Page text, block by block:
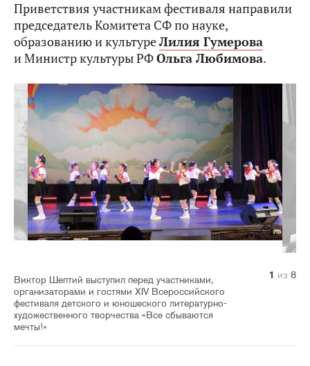
Приветствия участникам фестиваля направили
председатель Комитета СФ по науке,
образованию и культуреЛилия Гумерова
и Министр культуры РФОльга Любимова.
Виктор Шептий выступил перед участниками,
организаторами и гостями XIV Всероссийского
фестиваля детского и юношеского литературно-
художественного творчества «Все сбываются
мечты!»
1 из 8
2 из 8
3 из 8
4 из 8
5 из 8
6 из 8
7 из 8
8 из 8